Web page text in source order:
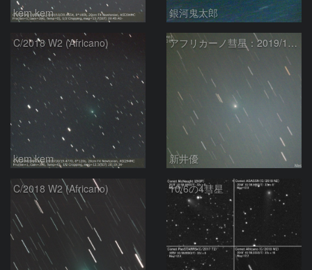
kem.kem 銀河鬼太郎
C/2018 W2 (Africano)
kem.kem
アフリカーノ彗星：2019/10/4
新井優
C/2018 W2 (Africano) 10/6の4彗星